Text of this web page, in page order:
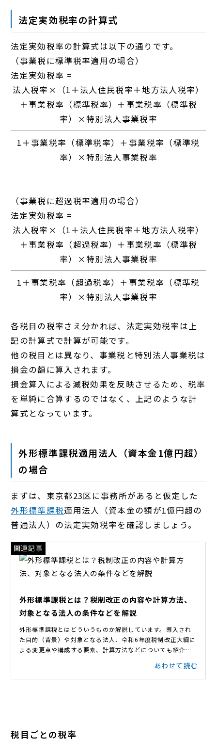
法定実効税率の計算式
法定実効税率の計算式は以下の通りです。
（事業税に標準税率適用の場合）
法定実効税率 =
法人税率×（1＋法人住民税率＋地方法人税率）
＋事業税率（標準税率）＋事業税率（標準税
率）×特別法人事業税率
1＋事業税率（標準税率）＋事業税率（標準税
率）×特別法人事業税率
（事業税に超過税率適用の場合）
法定実効税率 =
法人税率×（1＋法人住民税率＋地方法人税率）
＋事業税率（超過税率）＋事業税率（標準税
率）×特別法人事業税率
1＋事業税率（超過税率）＋事業税率（標準税
率）×特別法人事業税率
各税目の税率さえ分かれば、法定実効税率は上
記の計算式で計算が可能です。
他の税目とは異なり、事業税と特別法人事業税は
損金の額に算入されます。
損金算入による減税効果を反映させるため、税率
を単純に合算するのではなく、上記のような計
算式となっています。
外形標準課税適用法人（資本金1億円超）
の場合
まずは、東京都23区に事務所があると仮定した
外形標準課税適用法人（資本金の額が1億円超の
普通法人）の法定実効税率を確認しましょう。
税目ごとの税率